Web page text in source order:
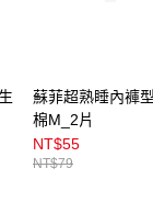
蘇菲超熟睡內褲
棉M_2片
NT$55
NT$79